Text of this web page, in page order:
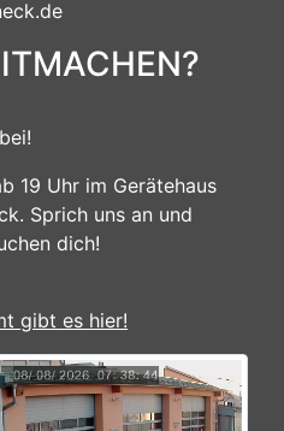
19 Uhr im Gerätehaus
Sprich uns an und
dich!
gibt es hier!